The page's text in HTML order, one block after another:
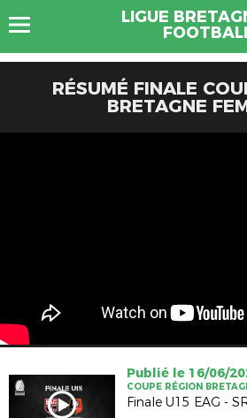
LIGUE
RÉSUMÉ FINALE
BRETAGNE
Publié le 16/06/
COUPE RÉGION
Finale U15 EAG -